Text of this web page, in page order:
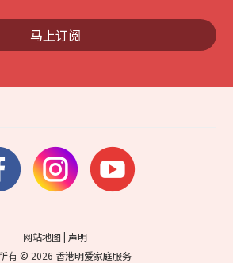
马上订阅
网站地图 |声明
有 © 2026 香港明爱家庭服务